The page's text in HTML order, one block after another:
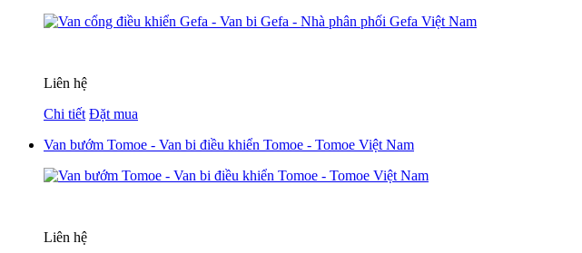
Liên hệ
Chi tiết Đặt mua
Van bướm Tomoe - Van bi điều khiển Tomoe - Tomoe Việt Nam
Liên hệ